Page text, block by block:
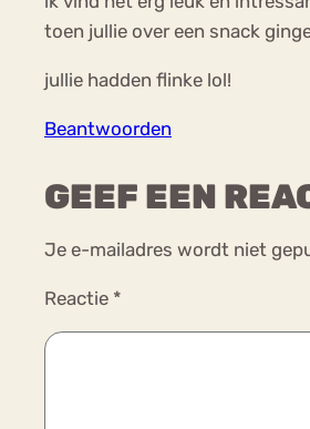
toen jullie over een snack
jullie hadden flinke lol!
Beantwoorden
GEEF EEN
Je e-mailadres wordt niet
Reactie *